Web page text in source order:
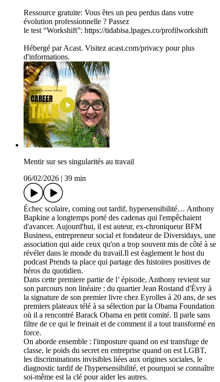
Ressource gratuite: Vous êtes un peu perdus dans votre
évolution professionnelle ? Passez
le test “Workshift”: https://tidabisa.lpages.co/profilworkshift
Hébergé par Acast. Visitez acast.com/privacy pour plus
d'informations.
Mentir sur ses singularités au travail
06/02/2026
39 min
Échec scolaire, coming out tardif, hypersensibilité… Anthony
Bapkine a longtemps porté des cadenas qui l'empêchaient
d'avancer. Aujourd'hui, il est auteur, ex-chroniqueur BFM
Business, entrepreneur social et fondateur de Diversidays, une
association qui aide ceux qu'on a trop souvent mis de côté à se
révéler dans le monde du travail.Il est éaglement le host du
podcast Prends ta place qui partage des histoires positives de
héros du quotidien.
Dans cette premiere partie de l’ épisode, Anthony revient sur
son parcours non linéaire : du quartier Jean Rostand d'Évry à
la signature de son premier livre chez Eyrolles à 20 ans, de ses
premiers plateaux télé à sa sélection par la Obama Foundation
où il a rencontré Barack Obama en petit comité. Il parle sans
filtre de ce qui le freinait et de comment il a tout transformé en
force.
On aborde ensemble : l'imposture quand on est transfuge de
classe, le poids du secret en entreprise quand on est LGBT,
les discriminations invisibles liées aux origines sociales, le
diagnostic tardif de l'hypersensibilité, et pourquoi se connaître
soi-même est la clé pour aider les autres.